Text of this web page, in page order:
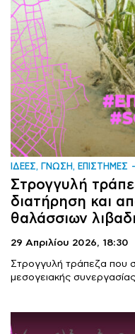
ΙΔΕΕΣ, ΓΝΩΣΗ, ΕΠΙΣΤΗΜΕΣ
Στρογγυλή
διατήρηση και
θαλάσσιων
29 Απριλίου 2026, 18:30
Στρογγυλή τράπεζα που
μεσογειακής